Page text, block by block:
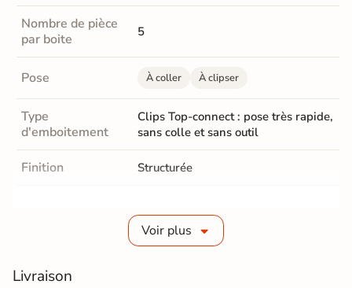
Nombre de pièce
par boite
5
Pose À coller À clipser
Type
d'emboitement
Clips Top-connect : pose très rapide,
sans colle et sans outil
Finition Structurée
Avec 4 chanfreins
Parquet Coloris
Voir plus
Livraison